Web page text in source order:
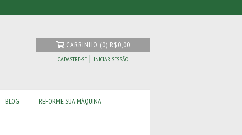
CARRINHO (0) R$0,00
CADASTRE-SE INICIAR SESSÃO
BLOG REFORME SUA MÁQUINA